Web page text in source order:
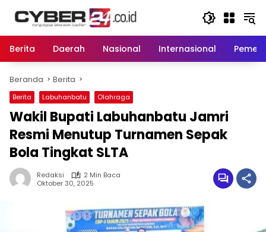
Berita
Daerah Nasional Internasional
Beranda Berita
Berita Labuhanbatu Olahraga
Wakil Bupati Labuhanbatu Jamri
Resmi Menutup Turnamen Sepak
Bola Tingkat SLTA
Redaksi
2 Min Baca
Oktober 30, 2025